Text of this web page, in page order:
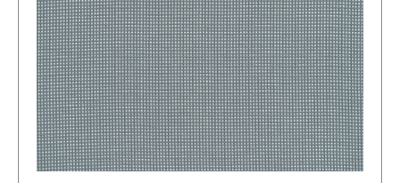
De Ploeg – Mesh: 04